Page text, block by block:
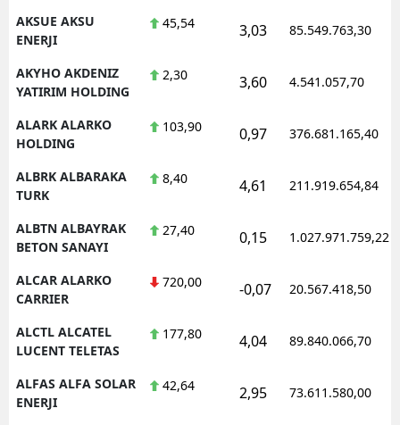
AKSUE AKSU
ENERJI
45,54 3,03 85.549.763,30
AKYHO AKDENIZ
YATIRIM HOLDING
2,30 3,60 4.541.057,70
ALARK ALARKO
HOLDING
103,90 0,97 376.681.165,40
ALBRK ALBARAKA
TURK
8,40 4,61 211.919.654,84
ALBTN ALBAYRAK
BETON SANAYI
27,40 0,15 1.027.971.759,22
ALCAR ALARKO
CARRIER
720,00 -0,07 20.567.418,50
ALCTL ALCATEL
LUCENT TELETAS
177,80 4,04 89.840.066,70
ALFAS ALFA SOLAR
ENERJI
42,64 2,95 73.611.580,00